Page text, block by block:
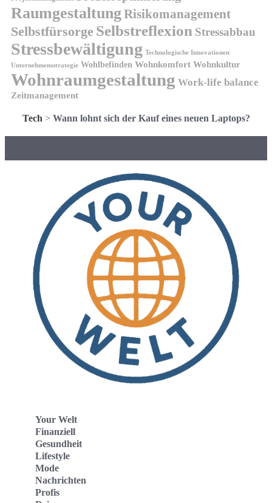
Raumgestaltung Risikomanagement
Selbstfürsorge Selbstreflexion Stressabbau
Stressbewältigung Technologische Innovationen
Unternehmensstrategie Wohlbefinden Wohnkomfort Wohnkultur
Wohnraumgestaltung Work-life balance
Zeitmanagement
Tech > Wann lohnt sich der Kauf eines neuen Laptops?
Your Welt
Finanziell
Gesundheit
Lifestyle
Mode
Nachrichten
Profis